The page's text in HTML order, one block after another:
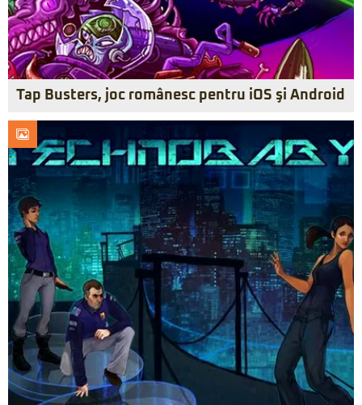
Tap Busters, joc românesc pentru iOS şi Android